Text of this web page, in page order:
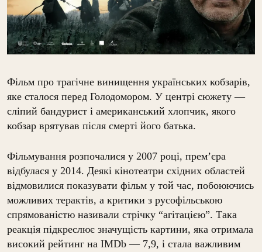
Фільм про трагічне винищення українських кобзарів,
яке сталося перед Голодомором. У центрі сюжету —
сліпий бандурист і американський хлопчик, якого
кобзар врятував після смерті його батька.
Фільмування розпочалися у 2007 році, прем’єра
відбулася у 2014. Деякі кінотеатри східних областей
відмовилися показувати фільм у той час, побоюючись
можливих терактів, а критики з русофільською
спрямованістю називали стрічку “агітацією”. Така
реакція підкреслює значущість картини, яка отримала
високий рейтинг на IMDb — 7,9, і стала важливим